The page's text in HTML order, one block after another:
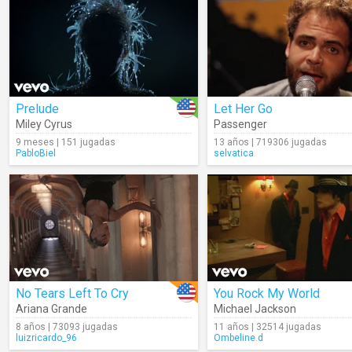
Prelude
Miley Cyrus
9 meses | 151 jugadas
PabloBiel
Let Her Go
Passenger
13 años | 719306 jugadas
selvatica
No Tears Left To Cry
Ariana Grande
8 años | 73093 jugadas
luizricardo_96
You Rock My World
Michael Jackson
11 años | 32514 jugadas
Ombeline.d